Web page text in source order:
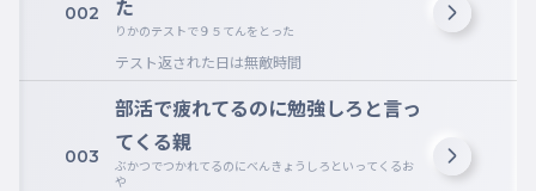
002
た
りかのテストで９５てんをとった
テスト返された日は無敵時間
003
部活で疲れてるのに勉強しろと言っ
てくる親
ぶかつでつかれてるのにべんきょうしろといってくるお
や